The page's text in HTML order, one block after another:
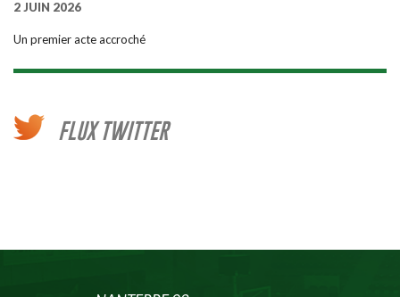
2 JUIN 2026
Un premier acte accroché
FLUX TWITTER